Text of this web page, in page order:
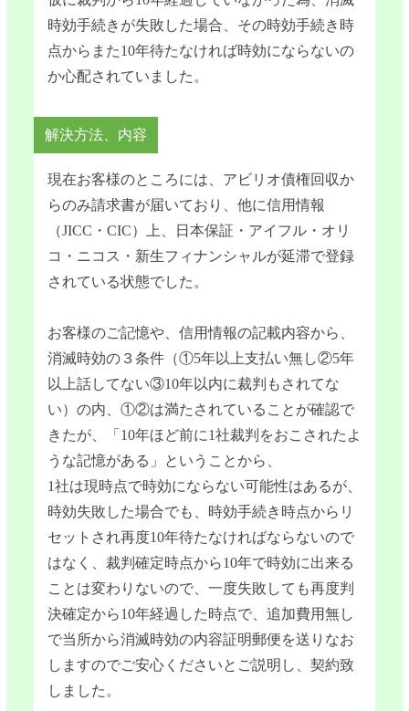
時効手続きが失敗した場合、その時効手続き時
点からまた10年待たなければ時効にならないの
か心配されていました。
解決方法、内容
現在お客様のところには、アビリオ債権回収か
らのみ請求書が届いており、他に信用情報
（JICC・CIC）上、日本保証・アイフル・オリ
コ・ニコス・新生フィナンシャルが延滞で登録
されている状態でした。
お客様のご記憶や、信用情報の記載内容から、
消滅時効の３条件（①5年以上支払い無し②5年
以上話してない③10年以内に裁判もされてな
い）の内、①②は満たされていることが確認で
きたが、「10年ほど前に1社裁判をおこされたよ
うな記憶がある」ということから、
1社は現時点で時効にならない可能性はあるが、
時効失敗した場合でも、時効手続き時点からリ
セットされ再度10年待たなければならないので
はなく、裁判確定時点から10年で時効に出来る
ことは変わりないので、一度失敗しても再度判
決確定から10年経過した時点で、追加費用無し
で当所から消滅時効の内容証明郵便を送りなお
しますのでご安心くださいとご説明し、契約致
しました。